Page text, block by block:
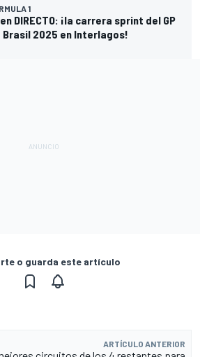
1
en DIRECTO: ¡la carrera sprint del GP
Brasil 2025 en Interlagos!
o guarda este artículo
ARTÍCULO ANTERIOR